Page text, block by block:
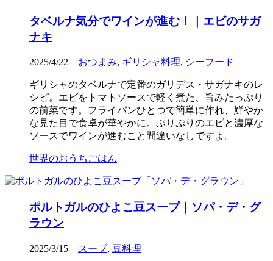
タベルナ気分でワインが進む！｜エビのサガ
ナキ
2025/4/22 おつまみ, ギリシャ料理, シーフード
ギリシャのタベルナで定番のガリデス・サガナキのレ
シピ。エビをトマトソースで軽く煮た、旨みたっぷり
の前菜です。フライパンひとつで簡単に作れ、鮮やか
な見た目で食卓が華やかに。ぷりぷりのエビと濃厚な
ソースでワインが進むこと間違いなしですよ。
世界のおうちごはん
ポルトガルのひよこ豆スープ｜ソパ・デ・グ
ラウン
2025/3/15 スープ, 豆料理